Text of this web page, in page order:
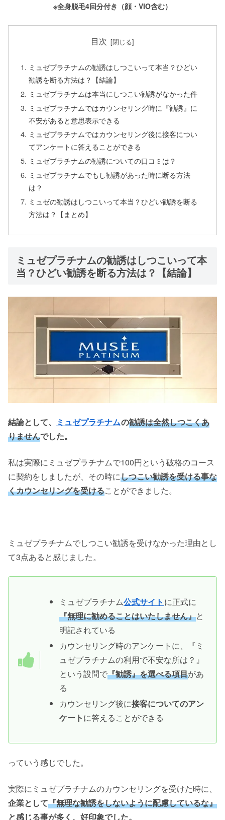
※全身脱毛4回分付き（顔・VIO含む）
目次
ミュゼプラチナムの勧誘はしつこいって本当？ひどい
勧誘を断る方法は？【結論】
ミュゼプラチナムは本当にしつこい勧誘がなかった件
ミュゼプラチナムではカウンセリング時に『勧誘』に
不安があると意思表示できる
ミュゼプラチナムではカウンセリング後に接客につい
てアンケートに答えることができる
ミュゼプラチナムの勧誘についての口コミは？
ミュゼプラチナムでもし勧誘があった時に断る方法
は？
ミュゼの勧誘はしつこいって本当？ひどい勧誘を断る
方法は？【まとめ】
ミュゼプラチナムの勧誘はしつこいって本
当？ひどい勧誘を断る方法は？【結論】
結論として、 ミュゼプラチナムの勧誘は全然しつこくあ
りませんでした。
私は実際にミュゼプラチナムで100円という破格のコース
に契約をしましたが、その時にしつこい勧誘を受ける事な
くカウンセリングを受けることができました。
ミュゼプラチナムでしつこい勧誘を受けなかった理由とし
て3点あると感じました。
ミュゼプラチナム公式サイト に正式に
『無理に勧めることはいたしません』と
明記されている
カウンセリング時のアンケートに、『ミ
ュゼプラチナムの利用で不安な所は？』
という設問で『勧誘』を選べる項目があ
る
カウンセリング後に接客についてのアン
ケートに答えることができる
っていう感じでした。
実際にミュゼプラチナムのカウンセリングを受けた時に、
企業として『無理な勧誘をしないように配慮しているな』
と感じる事が多く、好印象でした。